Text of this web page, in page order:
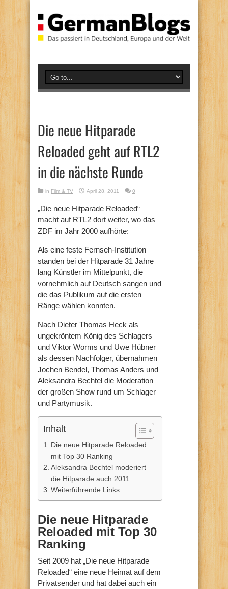
Die neue Hitparade
Reloaded geht auf RTL2
in die nächste Runde
in Film & TV April 28, 2011 0
„Die neue Hitparade Reloaded“
macht auf RTL2 dort weiter, wo das
ZDF im Jahr 2000 aufhörte:
Als eine feste Fernseh-Institution
standen bei der Hitparade 31 Jahre
lang Künstler im Mittelpunkt, die
vornehmlich auf Deutsch sangen und
die das Publikum auf die ersten
Ränge wählen konnten.
Nach Dieter Thomas Heck als
ungekröntem König des Schlagers
und Viktor Worms und Uwe Hübner
als dessen Nachfolger, übernahmen
Jochen Bendel, Thomas Anders und
Aleksandra Bechtel die Moderation
der großen Show rund um Schlager
und Partymusik.
Inhalt
Die neue Hitparade Reloaded
mit Top 30 Ranking
Aleksandra Bechtel moderiert
die Hitparade auch 2011
Weiterführende Links
Die neue Hitparade
Reloaded mit Top 30
Ranking
Seit 2009 hat „Die neue Hitparade
Reloaded“ eine neue Heimat auf dem
Privatsender und hat dabei auch ein